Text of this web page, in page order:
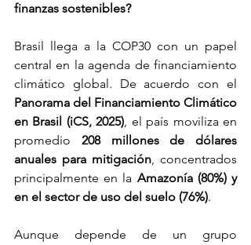
finanzas sostenibles?
Brasil llega a la COP30 con un papel
central en la agenda de financiamiento
Panorama del Financiamiento Climático
en Brasil (iCS, 2025), el país moviliza en
promedio 208 millones de dólares
anuales para mitigación, concentrados
principalmente en la Amazonía (80%) y
en el sector de uso del suelo (76%).
Aunque depende de un grupo